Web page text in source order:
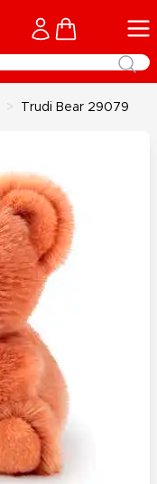
Cart
> Trudi Bear 29079